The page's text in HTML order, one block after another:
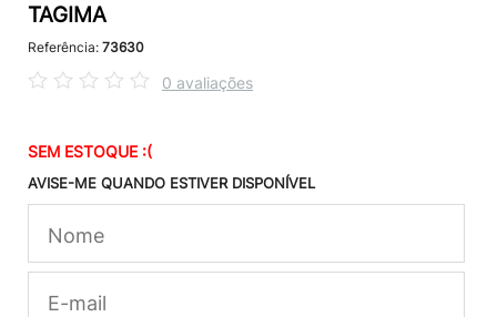
TAGIMA
Referência: 73630
0 avaliações
SEM ESTOQUE :(
AVISE-ME QUANDO ESTIVER DISPONÍVEL